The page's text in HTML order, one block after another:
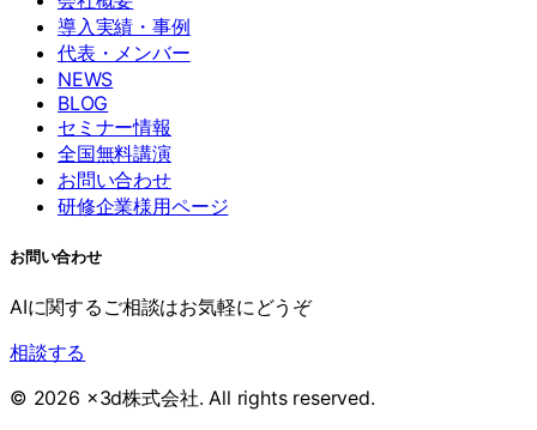
導入実績・事例
代表・メンバー
NEWS
BLOG
セミナー情報
全国無料講演
お問い合わせ
研修企業様用ページ
お問い合わせ
AIに関するご相談はお気軽にどうぞ
相談する
© 2026 x3d株式会社. All rights reserved.